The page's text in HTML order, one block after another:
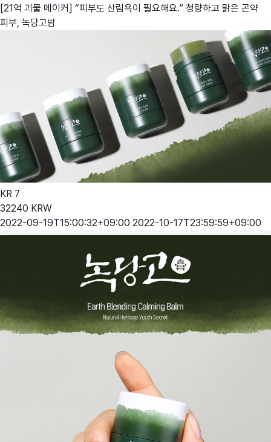
[21억 괴물 메이커] “피부도 산림욕이 필요해요.” 청량하고 맑은 곤약
피부, 녹당고밤
KR 7
32240 KRW
2022-09-19T15:00:32+09:00 2022-10-17T23:59:59+09:00